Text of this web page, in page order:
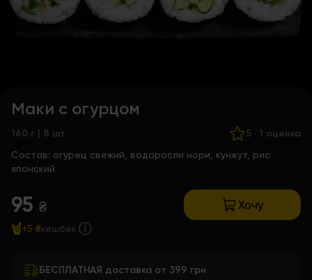
Маки с огурцом
160 г | 8 шт 5 · 1 оценка
Состав: огурец свежий, водоросли нори, кунжут, рис
японский
95 ₴ Хочу
+5 ₴кешбек
БЕСПЛАТНАЯ доставка от 399 грн